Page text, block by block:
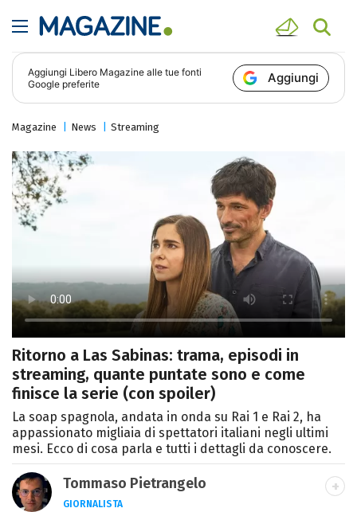
Aggiungi Libero Magazine alle tue fonti
Google preferite
Aggiungi
Magazine News Streaming
Ritorno a Las Sabinas: trama, episodi in
streaming, quante puntate sono e come
finisce la serie (con spoiler)
La soap spagnola, andata in onda su Rai 1 e Rai 2, ha
appassionato migliaia di spettatori italiani negli ultimi
mesi. Ecco di cosa parla e tutti i dettagli da conoscere.
Tommaso Pietrangelo
GIORNALISTA